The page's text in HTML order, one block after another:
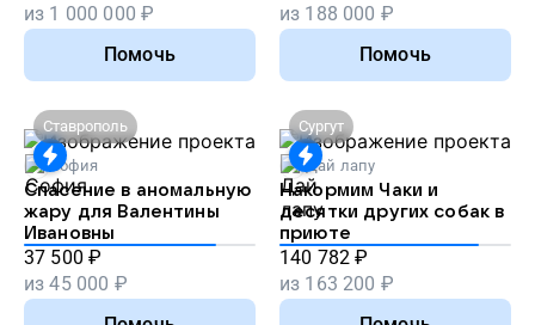
из 1 000 000 ₽
Помочь
из 188 000 ₽
Помочь
Ставрополь
София
Спасение в аномальную
жару для Валентины
Ивановны
37 500 ₽
из45 000 ₽
Сургут
Дай лапу
Накормим Чаки и
десятки других собак в
приюте
140 782 ₽
из 163 200 ₽